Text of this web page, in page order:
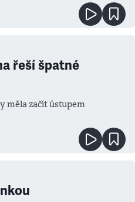
řeší špatné
měla začít ústupem